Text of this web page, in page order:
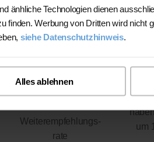
änhliche Technologien dienen
finden. Werbung von Dritten wird
siehe Datenschutzhinweis.
Alles ablehnen
Weiterempfehlungs-
rate
um